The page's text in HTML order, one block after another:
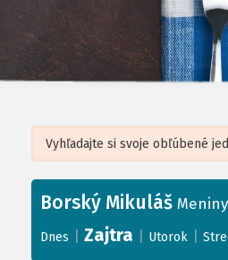
+
−
Leaflet| ©OpenStreetMap, Tiles courtesy
Borský Mikuláš
Dnes Zajtra Utorok